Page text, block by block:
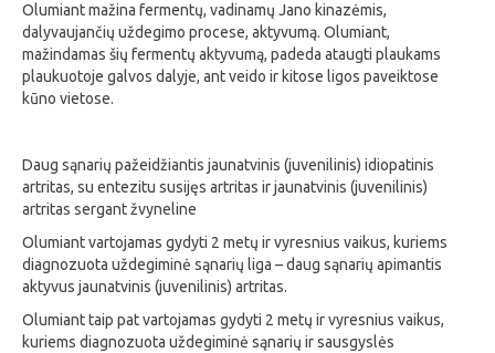
Olumiant mažina fermentų, vadinamų Jano kinazėmis,
dalyvaujančių uždegimo procese, aktyvumą. Olumiant,
mažindamas šių fermentų aktyvumą, padeda ataugti plaukams
plaukuotoje galvos dalyje, ant veido ir kitose ligos paveiktose
kūno vietose.
Daug sąnarių pažeidžiantis jaunatvinis (juvenilinis) idiopatinis
artritas, su entezitu susijęs artritas ir jaunatvinis (juvenilinis)
artritas sergant žvyneline
Olumiant vartojamas gydyti 2 metų ir vyresnius vaikus, kuriems
diagnozuota uždegiminė sąnarių liga – daug sąnarių apimantis
aktyvus jaunatvinis (juvenilinis) artritas.
Olumiant taip pat vartojamas gydyti 2 metų ir vyresnius vaikus,
kuriems diagnozuota uždegiminė sąnarių ir sausgyslės